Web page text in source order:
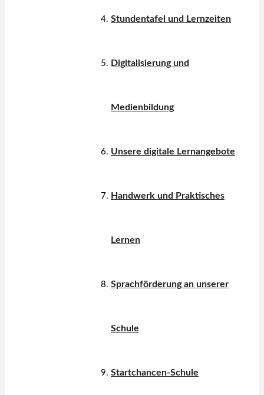
Stundentafel und Lernzeiten
Digitalisierung und
Medienbildung
Unsere digitale Lernangebote
Handwerk und Praktisches
Lernen
Sprachförderung an unserer
Schule
Startchancen-Schule